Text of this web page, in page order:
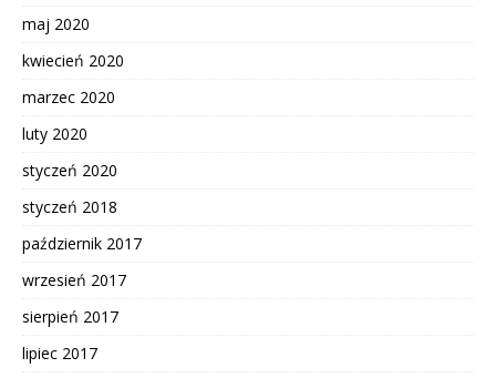
maj 2020
kwiecień 2020
marzec 2020
luty 2020
styczeń 2020
styczeń 2018
październik 2017
wrzesień 2017
sierpień 2017
lipiec 2017